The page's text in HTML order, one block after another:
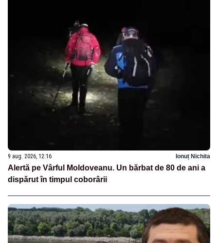
9 aug. 2026, 12:16 Ionuț Nichita
Alertă pe Vârful Moldoveanu. Un bărbat de 80 de ani a
dispărut în timpul coborârii